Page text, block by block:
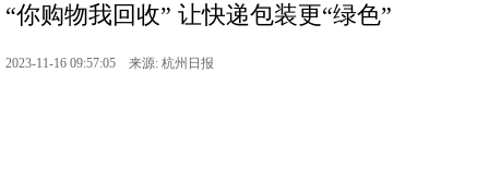
“你购物我回收” 让快递包装更“绿色”
2023-11-16 09:57:05 来源: 杭州日报